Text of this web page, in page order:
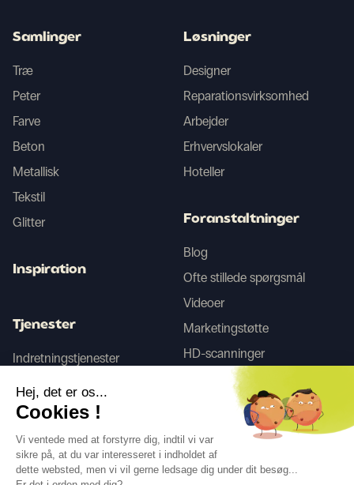
Følg os
Samlinger
Træ
Peter
Farve
Beton
Metallisk
Tekstil
Glitter
Inspiration
Tjenester
Indretningstjenester
Løsninger
Designer
Reparationsvirksomhed
Arbejder
Erhvervslokaler
Hoteller
Foranstaltninger
Blog
Ofte stillede spørgsmål
Videoer
Marketingstøtte
HD-scanninger
Hej, det er os...
Cookies !
Vi ventede med at forstyrre dig, indtil vi var
sikre på, at du var interesseret i indholdet af
dette websted, men vi vil gerne ledsage dig under dit besøg...